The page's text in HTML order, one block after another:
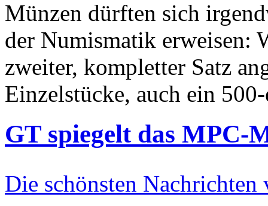
Münzen dürften sich
der Numismatik erweisen:
zweiter, kompletter Satz
Einzelstücke, auch ein
GT spiegelt das MPC-
Die schönsten Nachrichten